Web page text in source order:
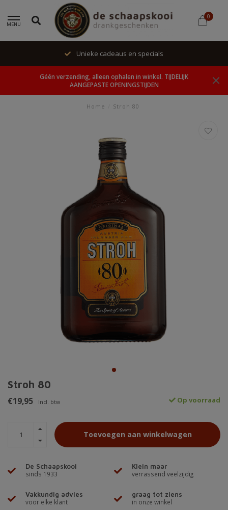
MENU
0
Unieke cadeaus en specials
Géén verzending, alleen ophalen in winkel. TIJDELIJK
AANGEPASTE OPENINGSTIJDEN
Home Stroh 80
Stroh 80
€19,95 Incl. btw Op voorraad
Toevoegen aan winkelwagen
De Schaapskooi
sinds 1933
Klein maar
verrassend veelzijdig
Vakkundig advies
voor elke klant
graag tot ziens
in onze winkel